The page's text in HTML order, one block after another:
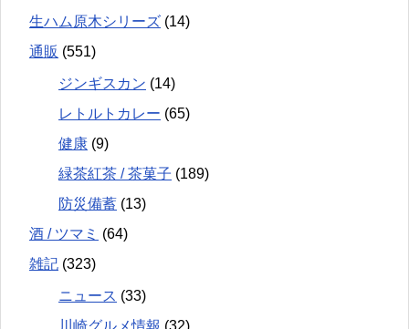
生ハム原木シリーズ (14)
通販 (551)
ジンギスカン (14)
レトルトカレー (65)
健康 (9)
緑茶紅茶 / 茶菓子 (189)
防災備蓄 (13)
酒 / ツマミ (64)
雑記 (323)
ニュース (33)
川崎グルメ情報 (32)